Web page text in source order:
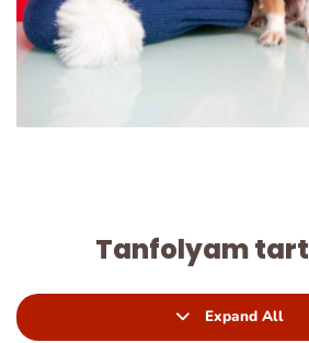
Tanfolyam
Expand All